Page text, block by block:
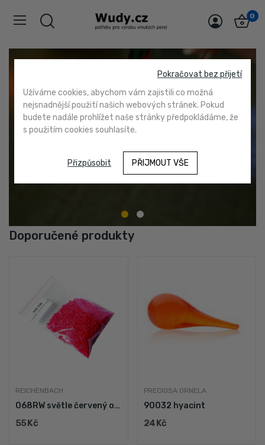
0
Vítejte! Nakupujete poprvé?
Můžete se registrovat.
Při příští návštěvě se stačí přihlásit.
REGISTROVAT
Zajímá vás práce se živým
sklem?
Můžete navšívit moji letní dílnu.
Doporučené produkty
REICHENBACH
068RW světle červený opál
55 Kč
PRECIOSA ORNELA
90032 hyacint
24 Kč
Pokračovat bez přijetí
Užíváme cookies, abychom vám zajistili co možná
nejsnadnější použití našich webových stránek. Pokud
budete nadále prohlížet naše stránky předpokládáme, že
s použitím cookies souhlasíte.
Přizpůsobit PŘIJMOUT VŠE